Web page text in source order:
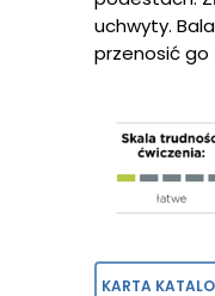
uchwyty.
przenosić go
KARTA